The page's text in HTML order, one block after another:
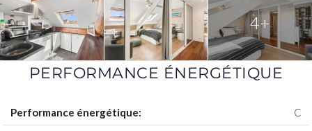
4+
PERFORMANCE ÉNERGÉTIQUE
Performance énergétique: C